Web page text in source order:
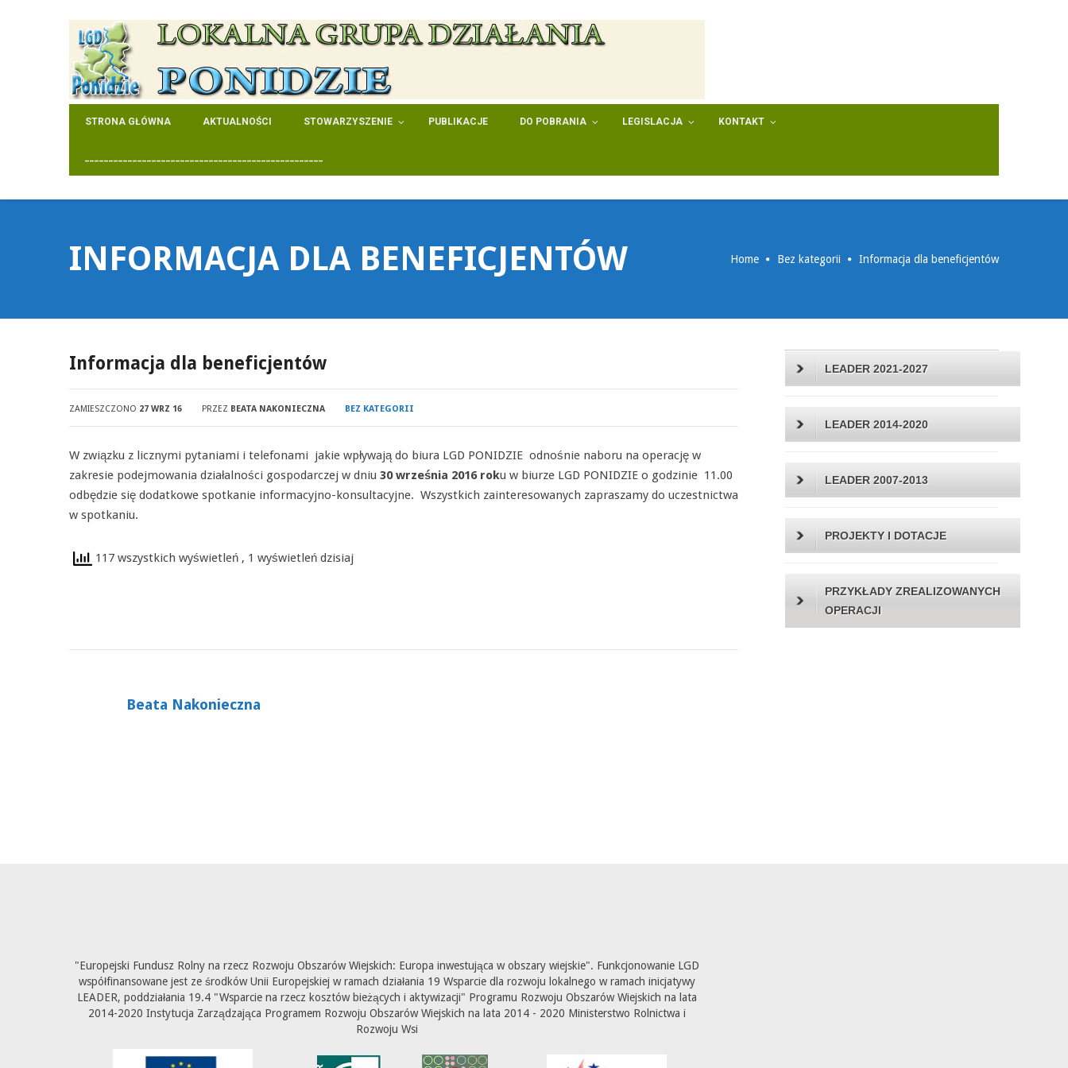
STRONA GŁÓWNA AKTUALNOŚCI STOWARZYSZENIE PUBLIKACJE DO POBRANIA LEGISLACJA KONTAKT
__________________________________________________
INFORMACJA DLA BENEFICJENTÓW Home Bez kategorii Informacja dla beneficjentów
Informacja dla beneficjentów
ZAMIESZCZONO 27 WRZ 16 PRZEZ BEATA NAKONIECZNA BEZ KATEGORII
W związku z licznymi pytaniami i telefonami jakie wpływają do biura LGD PONIDZIE odnośnie naboru na operację w
zakresie podejmowania działalności gospodarczej w dniu 30 września 2016 roku w biurze LGD PONIDZIE o godzinie 11.00
odbędzie się dodatkowe spotkanie informacyjno-konsultacyjne. Wszystkich zainteresowanych zapraszamy do uczestnictwa
w spotkaniu.
117 wszystkich wyświetleń , 1 wyświetleń dzisiaj
Beata Nakonieczna
LEADER 2021-2027
LEADER 2014-2020
LEADER 2007-2013
PROJEKTY I DOTACJE
PRZYKŁADY ZREALIZOWANYCH
OPERACJI
"Europejski Fundusz Rolny na rzecz Rozwoju Obszarów Wiejskich: Europa inwestująca w obszary wiejskie". Funkcjonowanie LGD
współfinansowane jest ze środków Unii Europejskiej w ramach działania 19 Wsparcie dla rozwoju lokalnego w ramach inicjatywy
LEADER, poddziałania 19.4 "Wsparcie na rzecz kosztów bieżących i aktywizacji" Programu Rozwoju Obszarów Wiejskich na lata
2014-2020 Instytucja Zarządzająca Programem Rozwoju Obszarów Wiejskich na lata 2014 - 2020 Ministerstwo Rolnictwa i
Rozwoju Wsi